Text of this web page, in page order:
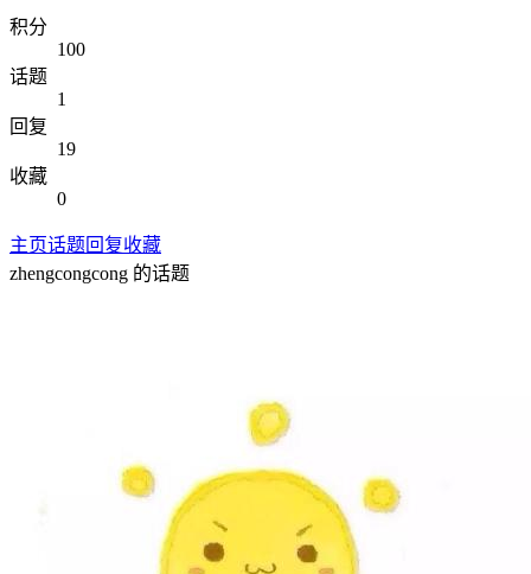
积分
100
话题
1
回复
19
收藏
0
主页话题回复收藏
zhengcongcong 的话题